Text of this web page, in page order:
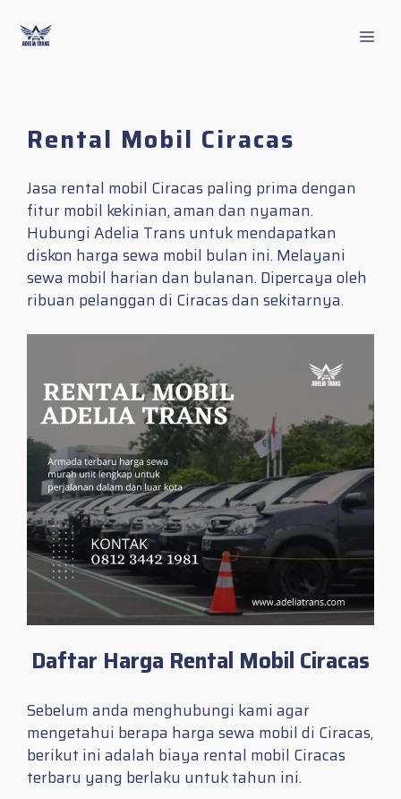
content
Rental Mobil Ciracas
Jasa rental mobil Ciracas paling prima dengan
fitur mobil kekinian, aman dan nyaman.
Hubungi Adelia Trans untuk mendapatkan
diskon harga sewa mobil bulan ini. Melayani
sewa mobil harian dan bulanan. Dipercaya oleh
ribuan pelanggan di Ciracas dan sekitarnya.
Daftar Harga Rental Mobil Ciracas
Sebelum anda menghubungi kami agar
mengetahui berapa harga sewa mobil di Ciracas,
berikut ini adalah biaya rental mobil Ciracas
terbaru yang berlaku untuk tahun ini.